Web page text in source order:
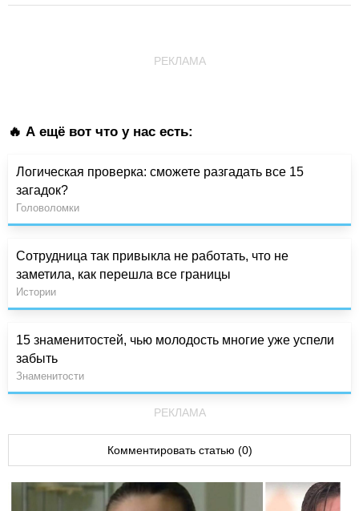
РЕКЛАМА
🔥 А ещё вот что у нас есть:
Логическая проверка: сможете разгадать все 15
загадок?
Головоломки
Сотрудница так привыкла не работать, что не
заметила, как перешла все границы
Истории
15 знаменитостей, чью молодость многие уже успели
забыть
Знаменитости
РЕКЛАМА
Комментировать статью (0)